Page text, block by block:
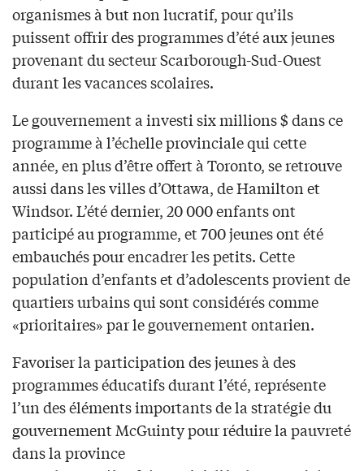
organismes à but non lucratif, pour qu’ils
puissent offrir des programmes d’été aux jeunes
provenant du secteur Scarborough-Sud-Ouest
durant les vacances scolaires.
Le gouvernement a investi six millions $ dans ce
programme à l’échelle provinciale qui cette
année, en plus d’être offert à Toronto, se retrouve
aussi dans les villes d’Ottawa, de Hamilton et
Windsor. L’été dernier, 20 000 enfants ont
participé au programme, et 700 jeunes ont été
embauchés pour encadrer les petits. Cette
population d’enfants et d’adolescents provient de
quartiers urbains qui sont considérés comme
«prioritaires» par le gouvernement ontarien.
Favoriser la participation des jeunes à des
programmes éducatifs durant l’été, représente
l’un des éléments importants de la stratégie du
gouvernement McGuinty pour réduire la pauvreté
dans la province